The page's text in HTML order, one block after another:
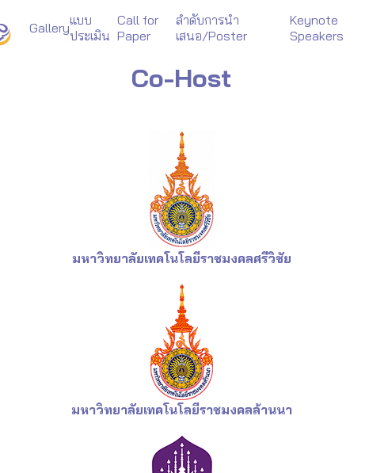
Galleryแบบ
ประเมิน
Call for
Paper
ลำดับการนำ
เสนอ/Poster
Keynote
Speakers
Co-Host
มหาวิทยาลัยเทคโนโลยีราชมงคลศรีวิชัย
มหาวิทยาลัยเทคโนโลยีราชมงคลล้านนา